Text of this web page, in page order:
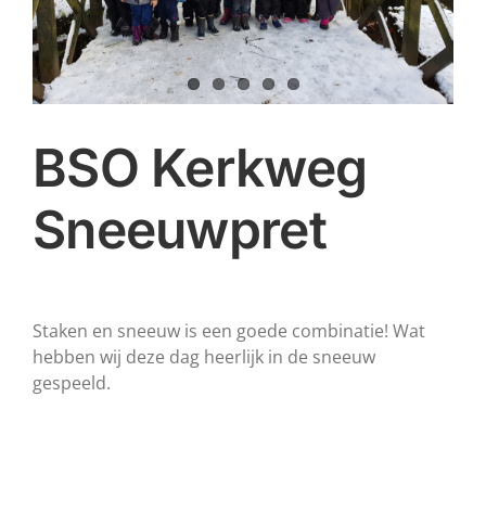
BSO Kerkweg
Sneeuwpret
Staken en sneeuw is een goede combinatie! Wat
hebben wij deze dag heerlijk in de sneeuw
gespeeld.